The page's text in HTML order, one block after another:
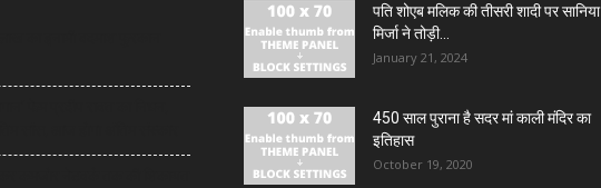
पति शोएब मलिक की तीसरी शादी पर सानिया
मिर्जा ने तोड़ी...
January 21, 2024
450 साल पुराना है सदर मां काली मंदिर का
इतिहास
October 19, 2020